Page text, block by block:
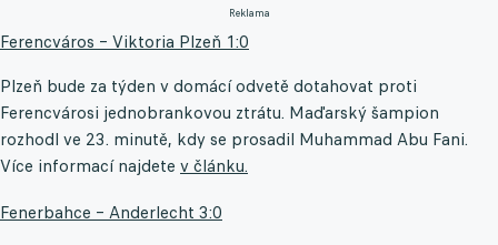
Reklama
Ferencváros – Viktoria Plzeň 1:0
Plzeň bude za týden v domácí odvetě dotahovat proti
Ferencvárosi jednobrankovou ztrátu. Maďarský šampion
rozhodl ve 23. minutě, kdy se prosadil Muhammad Abu Fani.
Více informací najdete v článku.
Fenerbahce – Anderlecht 3:0